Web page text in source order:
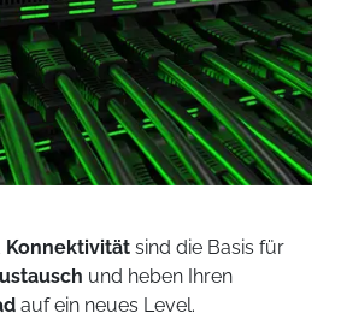
Konnektivität sind die Basis für
und heben Ihren
auf ein neues Level.